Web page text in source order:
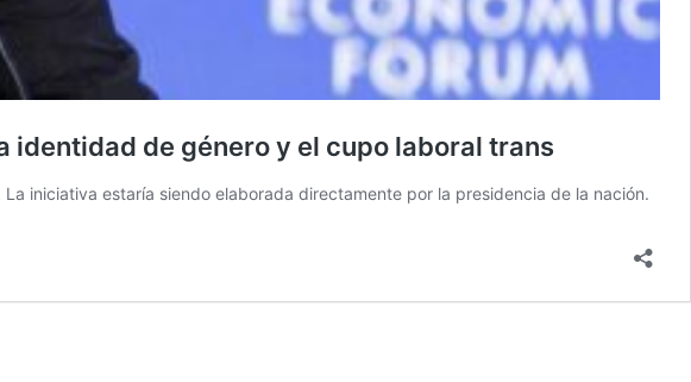
de género y el cupo laboral trans
iniciativa estaría siendo elaborada directamente por la presidencia de la nación.